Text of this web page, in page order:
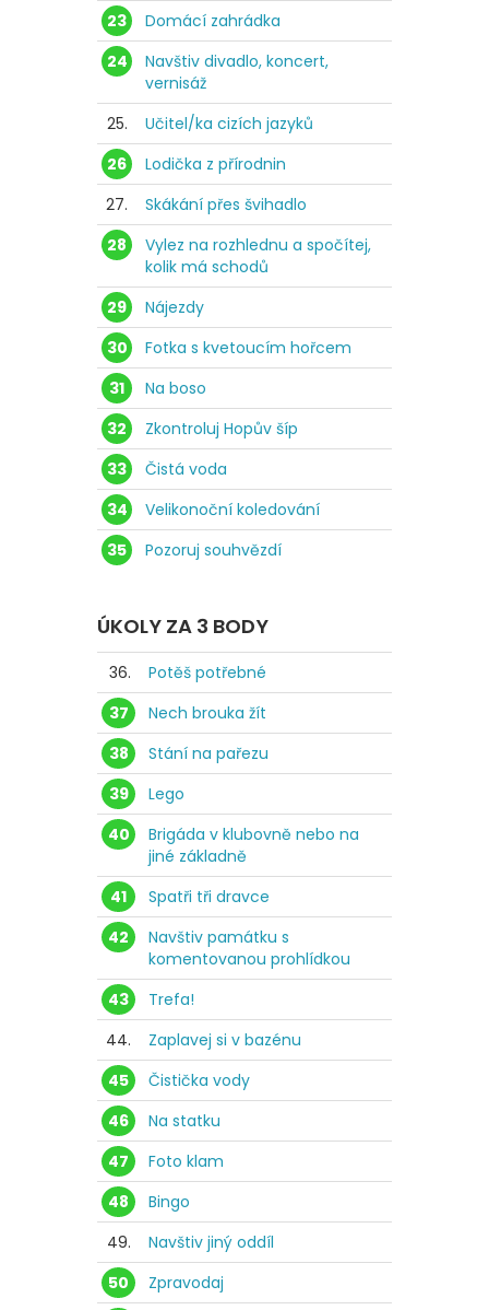
23
Domácí zahrádka
24
Navštiv divadlo, koncert,
vernisáž
25.
Učitel/ka cizích jazyků
26
Lodička z přírodnin
27.
Skákání přes švihadlo
28
Vylez na rozhlednu a spočítej,
kolik má schodů
29
Nájezdy
30
Fotka s kvetoucím hořcem
31
Na boso
32
Zkontroluj Hopův šíp
33
Čistá voda
34
Velikonoční koledování
35
Pozoruj souhvězdí
ÚKOLY ZA 3 BODY
36.
Potěš potřebné
37
Nech brouka žít
38
Stání na pařezu
39
Lego
40
Brigáda v klubovně nebo na
jiné základně
41
Spatři tři dravce
42
Navštiv památku s
komentovanou prohlídkou
43
Trefa!
44.
Zaplavej si v bazénu
45
Čistička vody
46
Na statku
47
Foto klam
48
Bingo
49.
Navštiv jiný oddíl
50
Zpravodaj